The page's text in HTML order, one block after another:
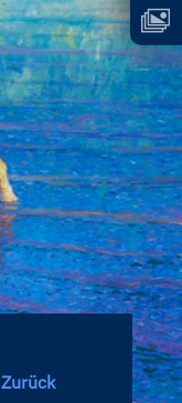
Zurück